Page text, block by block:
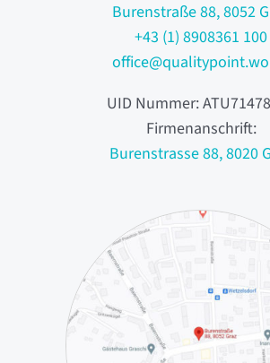
Burenstraße 88, 8052
+43 (1) 8908361 100
UID Nummer:
Firmenanschrift:
Burenstrasse 88, 8020